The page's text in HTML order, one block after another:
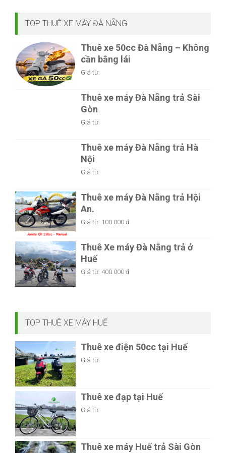
TOP THUÊ XE MÁY ĐÀ NẴNG
Thuê xe 50cc Đà Nẵng – Không
cần bằng lái
Giá từ:
Thuê xe máy Đà Nẵng trả Sài
Gòn
Giá từ:
Thuê xe máy Đà Nẵng trả Hà
Nội
Giá từ:
Thuê xe máy Đà Nẵng trả Hội
An.
Giá từ: 100.000 đ
Thuê Xe máy Đà Nẵng trả ở
Huế
Giá từ: 400.000 đ
TOP THUÊ XE MÁY HUẾ
Thuê xe điện 50cc tại Huế
Giá từ:
Thuê xe đạp tại Huế
Giá từ:
Thuê xe máy Huế trả Sài Gòn